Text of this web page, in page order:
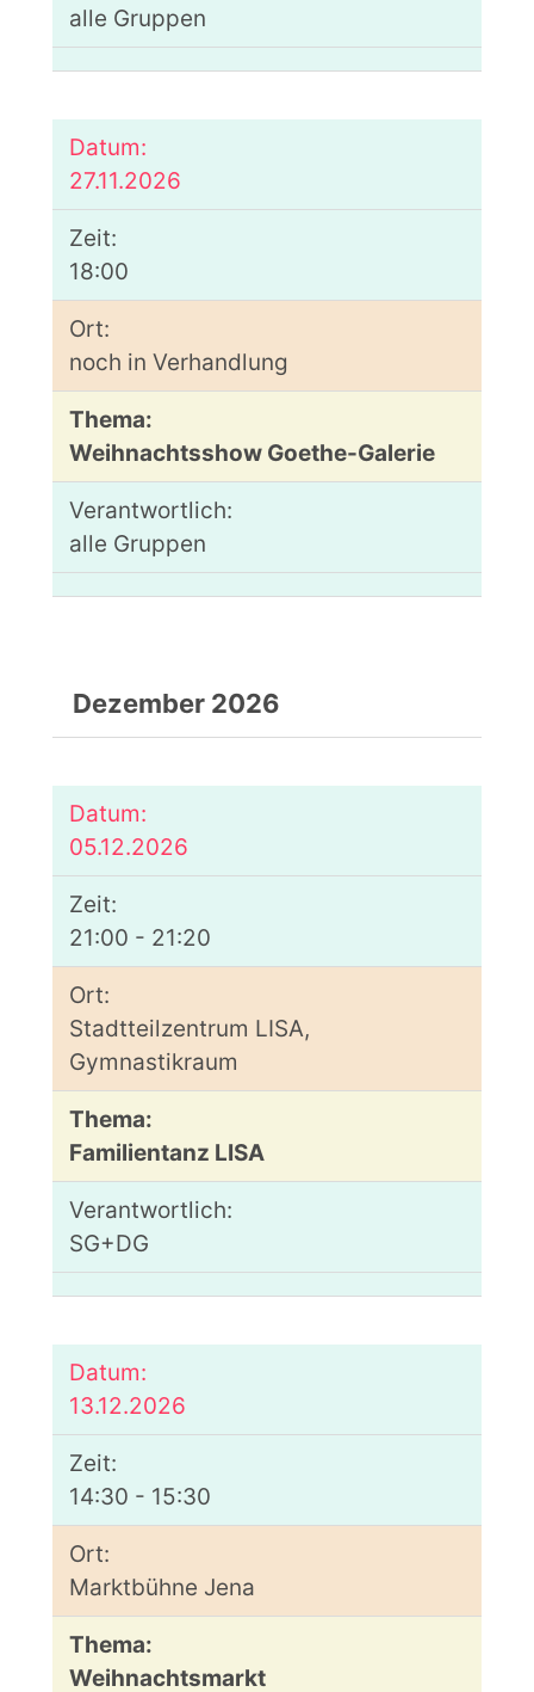
alle Gruppen
27.11.2026
18:00
noch in Verhandlung
Weihnachtsshow Goethe-Galerie
alle Gruppen
Dezember 2026
05.12.2026
21:00 - 21:20
Stadtteilzentrum LISA,
Gymnastikraum
Familientanz LISA
SG+DG
13.12.2026
14:30 - 15:30
Marktbühne Jena
Weihnachtsmarkt